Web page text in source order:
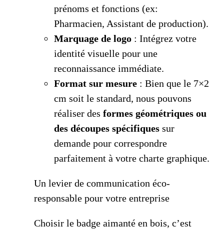
prénoms et fonctions (ex:
Pharmacien, Assistant de production).
Marquage de logo : Intégrez votre
identité visuelle pour une
reconnaissance immédiate.
Format sur mesure : Bien que le 7×2
cm soit le standard, nous pouvons
réaliser des formes géométriques ou
des découpes spécifiques sur
demande pour correspondre
parfaitement à votre charte graphique.
Un levier de communication éco-
responsable pour votre entreprise
Choisir le badge aimanté en bois, c’est